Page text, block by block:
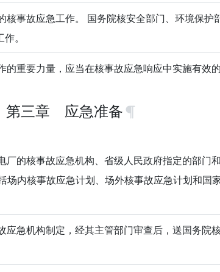
事故应急工作。 国务院核安全部门、环境保护
。
重要力量，应当在核事故应急响应中实施有效的
第三章 应急准备
的核事故应急机构、省级人民政府指定的部门
场内核事故应急计划、场外核事故应急计划和国
急机构制定，经其主管部门审查后，送国务院